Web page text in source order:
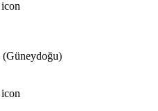
(Güneydoğu)